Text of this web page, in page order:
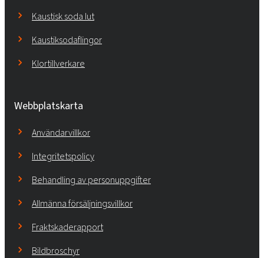
Kaustisk soda lut
Kaustiksodaflingor
Klortillverkare
Webbplatskarta
Användarvillkor
Integritetspolicy
Behandling av personuppgifter
Allmänna försäljningsvillkor
Fraktskaderapport
Bildbroschyr